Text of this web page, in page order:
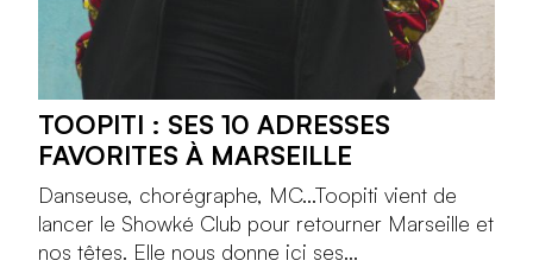
TOOPITI : SES 10 ADRESSES
FAVORITES À MARSEILLE
Danseuse, chorégraphe, MC...Toopiti vient de
lancer le Showké Club pour retourner Marseille et
nos têtes. Elle nous donne ici ses...